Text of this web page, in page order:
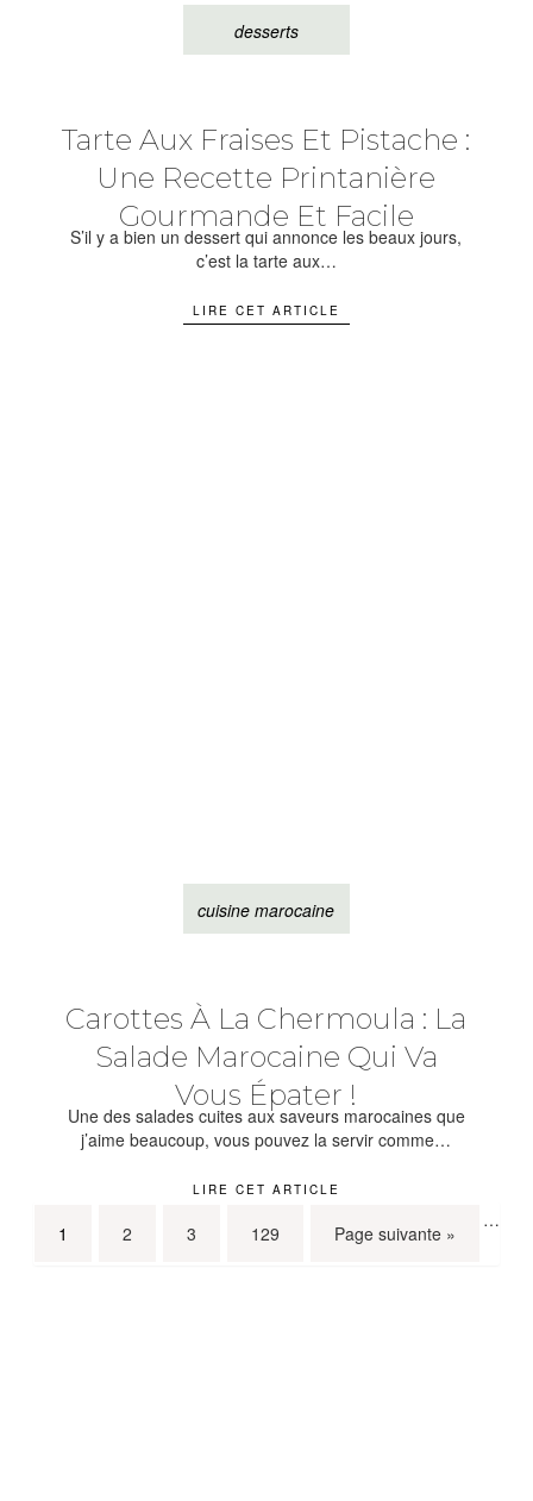
desserts
Tarte Aux Fraises Et Pistache :
Une Recette Printanière
Gourmande Et Facile
S’il y a bien un dessert qui annonce les beaux jours,
c’est la tarte aux…
LIRE CET ARTICLE
cuisine marocaine
Carottes À La Chermoula : La
Salade Marocaine Qui Va
Vous Épater !
Une des salades cuites aux saveurs marocaines que
j’aime beaucoup, vous pouvez la servir comme…
LIRE CET ARTICLE
1 2 3
…
129 Page suivante »